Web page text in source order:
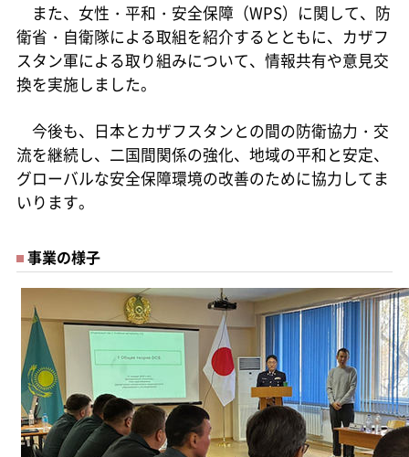
また、女性・平和・安全保障（WPS）に関して、防
衛省・自衛隊による取組を紹介するとともに、カザフ
スタン軍による取り組みについて、情報共有や意見交
換を実施しました。
今後も、日本とカザフスタンとの間の防衛協力・交
流を継続し、二国間関係の強化、地域の平和と安定、
グローバルな安全保障環境の改善のために協力してま
いります。
事業の様子